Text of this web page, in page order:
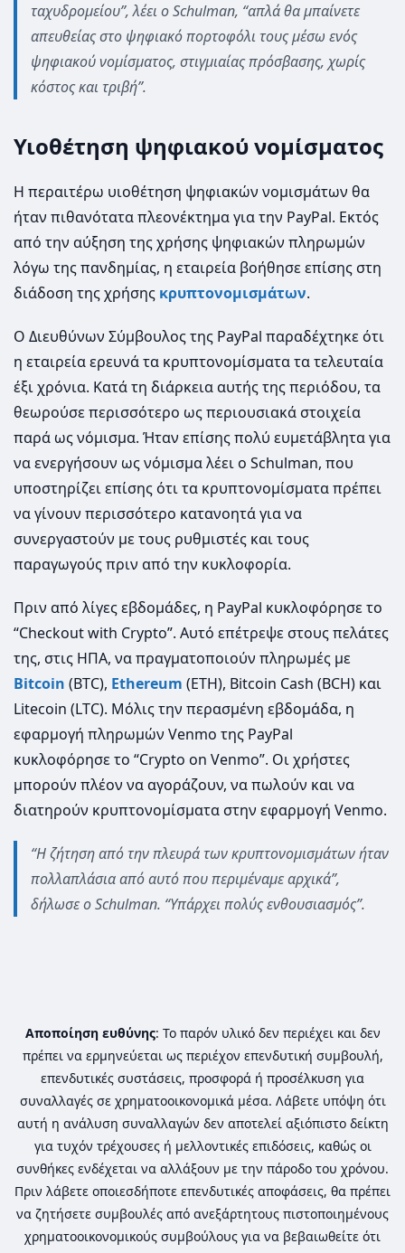
ταχυδρομείου”, λέει ο Schulman, “απλά θα μπαίνετε
απευθείας στο ψηφιακό πορτοφόλι τους μέσω ενός
ψηφιακού νομίσματος, στιγμιαίας πρόσβασης, χωρίς
κόστος και τριβή”.
Υιοθέτηση ψηφιακού νομίσματος
Η περαιτέρω υιοθέτηση ψηφιακών νομισμάτων θα
ήταν πιθανότατα πλεονέκτημα για την PayPal. Εκτός
από την αύξηση της χρήσης ψηφιακών πληρωμών
λόγω της πανδημίας, η εταιρεία βοήθησε επίσης στη
διάδοση της χρήσης κρυπτονομισμάτων.
Ο Διευθύνων Σύμβουλος της PayPal παραδέχτηκε ότι
η εταιρεία ερευνά τα κρυπτονομίσματα τα τελευταία
έξι χρόνια. Κατά τη διάρκεια αυτής της περιόδου, τα
θεωρούσε περισσότερο ως περιουσιακά στοιχεία
παρά ως νόμισμα. Ήταν επίσης πολύ ευμετάβλητα για
να ενεργήσουν ως νόμισμα λέει ο Schulman, που
υποστηρίζει επίσης ότι τα κρυπτονομίσματα πρέπει
να γίνουν περισσότερο κατανοητά για να
συνεργαστούν με τους ρυθμιστές και τους
παραγωγούς πριν από την κυκλοφορία.
Πριν από λίγες εβδομάδες, η PayPal κυκλοφόρησε το
“Checkout with Crypto”. Αυτό επέτρεψε στους πελάτες
της, στις ΗΠΑ, να πραγματοποιούν πληρωμές με
Βitcoin (BTC), Εthereum (ETH), Bitcoin Cash (BCH) και
Litecoin (LTC). Μόλις την περασμένη εβδομάδα, η
εφαρμογή πληρωμών Venmo της PayPal
κυκλοφόρησε το “Crypto on Venmo”. Οι χρήστες
μπορούν πλέον να αγοράζουν, να πωλούν και να
διατηρούν κρυπτονομίσματα στην εφαρμογή Venmo.
“Η ζήτηση από την πλευρά των κρυπτονομισμάτων ήταν
πολλαπλάσια από αυτό που περιμέναμε αρχικά”,
δήλωσε ο Schulman. “Υπάρχει πολύς ενθουσιασμός”.
Αποποίηση ευθύνης: Το παρόν υλικό δεν περιέχει και δεν
πρέπει να ερμηνεύεται ως περιέχον επενδυτική συμβουλή,
επενδυτικές συστάσεις, προσφορά ή προσέλκυση για
συναλλαγές σε χρηματοοικονομικά μέσα. Λάβετε υπόψη ότι
αυτή η ανάλυση συναλλαγών δεν αποτελεί αξιόπιστο δείκτη
για τυχόν τρέχουσες ή μελλοντικές επιδόσεις, καθώς οι
συνθήκες ενδέχεται να αλλάξουν με την πάροδο του χρόνου.
Πριν λάβετε οποιεσδήποτε επενδυτικές αποφάσεις, θα πρέπει
να ζητήσετε συμβουλές από ανεξάρτητους πιστοποιημένους
χρηματοοικονομικούς συμβούλους για να βεβαιωθείτε ότι